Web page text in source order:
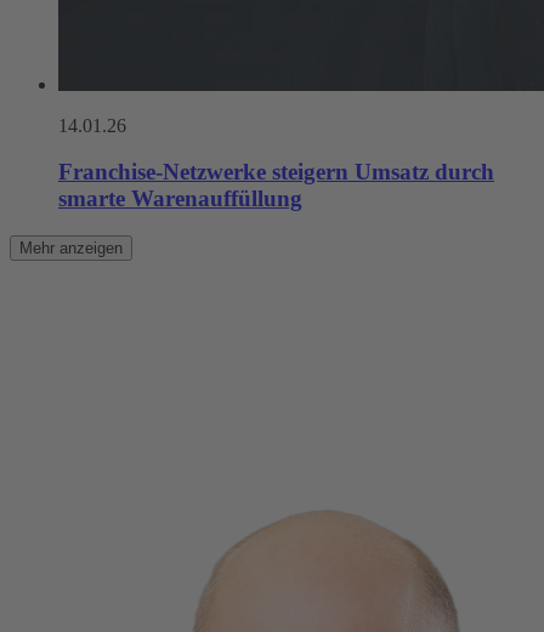
14.01.26
Franchise-Netzwerke steigern Umsatz durch
smarte Warenauffüllung
Mehr anzeigen